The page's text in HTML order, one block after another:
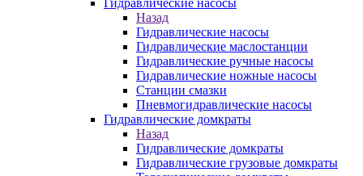
Гидравлические насосы
Назад
Гидравлические насосы
Гидравлические маслостанции
Гидравлические ручные насосы
Гидравлические ножные насосы
Станции смазки
Пневмогидравлические насосы
Гидравлические домкраты
Назад
Гидравлические домкраты
Гидравлические грузовые домкраты